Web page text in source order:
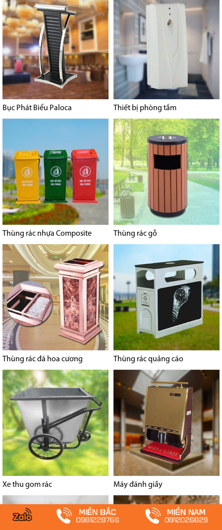
Bục Phát Biểu Paloca Thiết bị phòng tắm
Thùng rác nhựa Composite Thùng rác gỗ
Thùng rác đá hoa cương Thùng rác quảng cáo
Xe thu gom rác Máy đánh giầy